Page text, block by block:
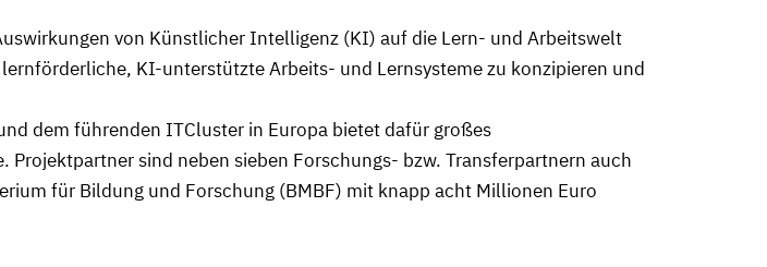
von Künstlicher Intelligenz (KI) auf die Lern- und Arbeitswelt
KI-unterstützte Arbeits- und Lernsysteme zu konzipieren und
dem führenden ITCluster in Europa bietet dafür großes
sind neben sieben Forschungs- bzw. Transferpartnern auch
für Bildung und Forschung (BMBF) mit knapp acht Millionen Euro